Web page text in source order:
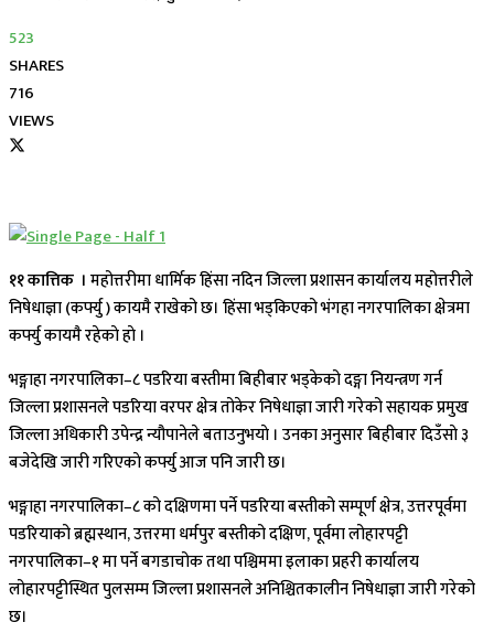
523
SHARES
716
VIEWS
११ कात्तिक । महोत्तरीमा धार्मिक हिंसा नदिन जिल्ला प्रशासन कार्यालय महोत्तरीले
निषेधाज्ञा (कर्फ्यु ) कायमै राखेको छ। हिंसा भड्किएको भंगहा नगरपालिका क्षेत्रमा
कर्फ्यु कायमै रहेकाे हाे ।
भङ्गाहा नगरपालिका–८ पडरिया बस्तीमा बिहीबार भड्केको दङ्गा नियन्त्रण गर्न
जिल्ला प्रशासनले पडरिया वरपर क्षेत्र तोकेर निषेधाज्ञा जारी गरेको सहायक प्रमुख
जिल्ला अधिकारी उपेन्द्र न्यौपानेले बताउनुभयाे । उनका अनुसार बिहीबार दिउँसाे ३
बजेदेखि जारी गरिएकाे कर्फ्यु आज पनि जारी छ।
भङ्गाहा नगरपालिका–८ को दक्षिणमा पर्ने पडरिया बस्तीको सम्पूर्ण क्षेत्र, उत्तरपूर्वमा
पडरियाको ब्रह्मस्थान, उत्तरमा धर्मपुर बस्तीको दक्षिण, पूर्वमा लोहारपट्टी
नगरपालिका–१ मा पर्ने बगडाचोक तथा पश्चिममा इलाका प्रहरी कार्यालय
लोहारपट्टीस्थित पुलसम्म जिल्ला प्रशासनले अनिश्चितकालीन निषेधाज्ञा जारी गरेको
छ।